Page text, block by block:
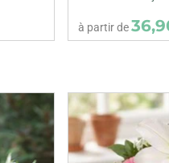
à partir de